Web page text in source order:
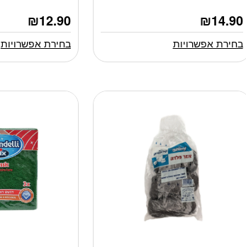
₪14.90
מספר
ניתן
האפשרויות
בחירת אפשרויות
₪12.90
מספר
ניתן
האפשרויות
בחירת אפשרויות